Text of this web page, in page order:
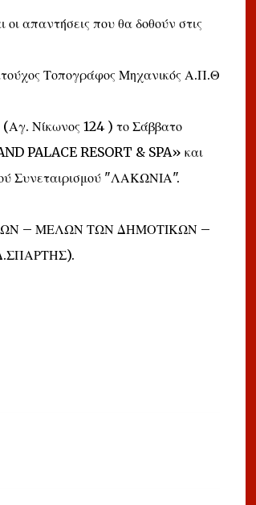
απαντήσεις που θα δοθούν στις
Τοπογράφος Μηχανικός Α.Π.Θ
Νίκωνος 124 ) το Σάββατο
PALACE RESORT & SPA» και
Συνεταιρισμού "ΛΑΚΩΝΙΑ".
– ΜΕΛΩΝ ΤΩΝ ΔΗΜΟΤΙΚΩΝ –